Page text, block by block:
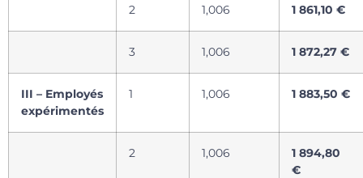
2 1,006 1 861,10 €
3 1,006 1 872,27 €
III – Employés
expérimentés
1 1,006 1 883,50 €
2 1,006
1 894,80
€